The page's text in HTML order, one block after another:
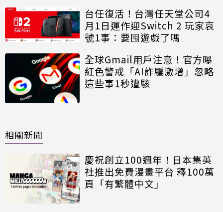
台任復活！台灣任天堂公司4
月1日運作迎Switch 2 玩家哀
號1事：要囤遊戲了嗎
全球Gmail用戶注意！官方曝
紅色警戒「AI詐騙激增」忽略
這些事1秒遭駭
相關新聞
慶祝創立100週年！日本集英
社推出免費漫畫平台 釋100萬
頁「有繁體中文」